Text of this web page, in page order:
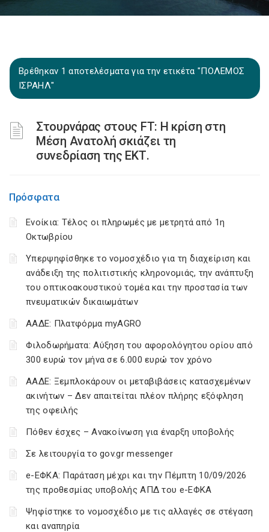
Βρέθηκαν 1 αποτελέσματα για την ετικέτα "ΠΟΛΕΜΟΣ
ΙΣΡΑΗΛ"
Στουρνάρας στους FT: Η κρίση στη
Μέση Ανατολή σκιάζει τη
συνεδρίαση της ΕΚΤ.
Πρόσφατα
Ενοίκια: Τέλος οι πληρωμές με μετρητά από 1η
Οκτωβρίου
Υπερψηφίσθηκε το νομοσχέδιο για τη διαχείριση και
ανάδειξη της πολιτιστικής κληρονομιάς, την ανάπτυξη
του οπτικοακουστικού τομέα και την προστασία των
πνευματικών δικαιωμάτων
ΑΑΔΕ: Πλατφόρμα myAGRO
Φιλοδωρήματα: Αύξηση του αφορολόγητου ορίου από
300 ευρώ τον μήνα σε 6.000 ευρώ τον χρόνο
ΑΑΔΕ: Ξεμπλοκάρουν οι μεταβιβάσεις κατασχεμένων
ακινήτων – Δεν απαιτείται πλέον πλήρης εξόφληση
της οφειλής
Πόθεν έσχες – Ανακοίνωση για έναρξη υποβολής
Σε λειτουργία το gov.gr messenger
e-ΕΦΚΑ: Παράταση μέχρι και την Πέμπτη 10/09/2026
της προθεσμίας υποβολής ΑΠΔ του e-ΕΦΚΑ
Ψηφίστηκε το νομοσχέδιο με τις αλλαγές σε στέγαση
και αναπηρία